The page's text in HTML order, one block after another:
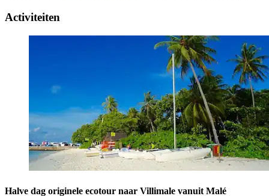
Activiteiten
Halve dag originele ecotour naar Villimale vanuit Malé